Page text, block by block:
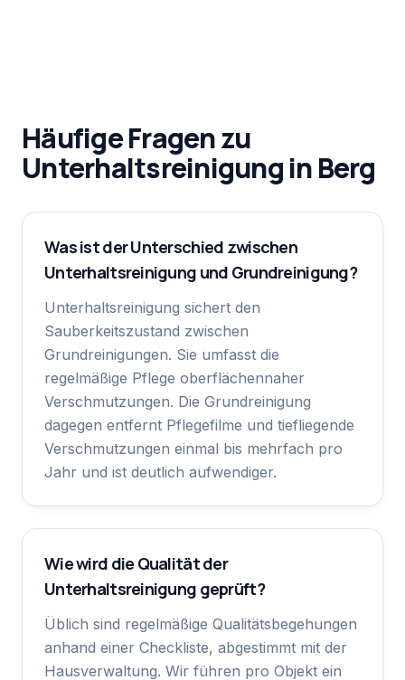
Häufige Fragen zu
UnterhaltsreinigunginBerg
Was ist der Unterschied zwischen
Unterhaltsreinigung und Grundreinigung?
Unterhaltsreinigung sichert den
Sauberkeitszustand zwischen
Grundreinigungen. Sie umfasst die
regelmäßige Pflege oberflächennaher
Verschmutzungen. Die Grundreinigung
dagegen entfernt Pflegefilme und tiefliegende
Verschmutzungen einmal bis mehrfach pro
Jahr und ist deutlich aufwendiger.
Wie wird die Qualität der
Unterhaltsreinigung geprüft?
Üblich sind regelmäßige Qualitätsbegehungen
anhand einer Checkliste, abgestimmt mit der
Hausverwaltung. Wir führen pro Objekt ein